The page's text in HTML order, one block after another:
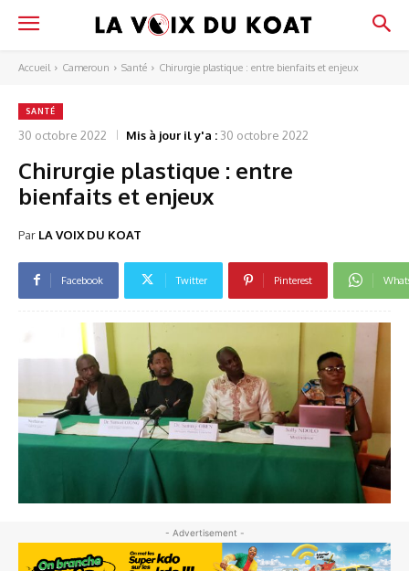
Accueil Cameroun Santé Chirurgie plastique : entre bienfaits et enjeux
SANTÉ
30 octobre 2022 Mis à jour il y'a : 30 octobre 2022
Chirurgie plastique : entre
bienfaits et enjeux
Par LA VOIX DU KOAT
Facebook Twitter Pinterest
- Advertisement -